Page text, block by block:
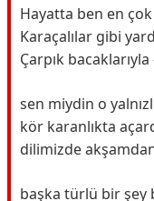
Hayatta ben en
Karaçalılar gibi
Çarpık
sen miydin o
kör karanlıkta
dilimizde
başka türlü bir şey